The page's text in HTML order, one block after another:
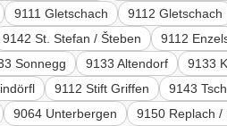
9111 Gletschach 9112 Gletschach
9142 St. Stefan / Šteben 9112
Sonnegg 9133 Altendorf 9133
9112 Stift Griffen
9143
9064 Unterbergen 9150 Replach /